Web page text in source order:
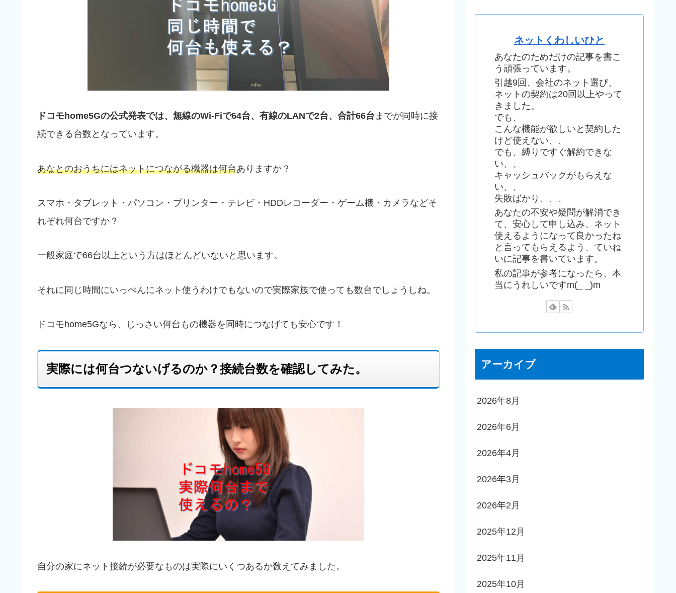
ドコモhome5Gの公式発表では、無線のWi-Fiで64台、有線のLANで2台、合計66台 までが同時に接
続できる台数となっています。
あなとのおうちにはネットにつながる機器は何台ありますか？
スマホ・タブレット・パソコン・プリンター・テレビ・HDDレコーダー・ゲーム機・カメラなどそ
れぞれ何台ですか？
一般家庭で66台以上という方はほとんどいないと思います。
それに同じ時間にいっぺんにネット使うわけでもないので実際家族で使っても数台でしょうしね。
ドコモhome5Gなら、じっさい何台もの機器を同時につなげても安心です！
実際には何台つないげるのか？接続台数を確認してみた。
自分の家にネット接続が必要なものは実際にいくつあるか数えてみました。
ネットくわしいひと
あなたのためだけの記事を書こ
う頑張っています。
引越9回、会社のネット選び、
ネットの契約は20回以上やって
きました。
でも、
こんな機能が欲しいと契約した
けど使えない、、
でも、縛りですぐ解約できな
い、、
キャッシュバックがもらえな
い、、
失敗ばかり、、、
あなたの不安や疑問が解消でき
て、安心して申し込み、ネット
使えるようになって良かったね
と言ってもらえるよう、ていね
いに記事を書いています。
私の記事が参考になったら、本
当にうれしいですm(_ _)m
アーカイブ
2026年8月
2026年6月
2026年4月
2026年3月
2026年2月
2025年12月
2025年11月
2025年10月